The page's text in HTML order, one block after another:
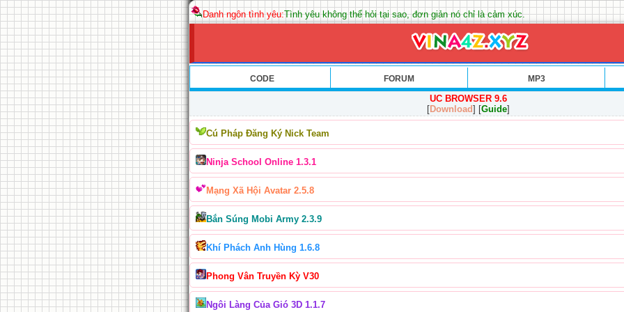
Danh ngôn tình yêu:Tình yêu không thể hỏi tại sao, đơn giản nó chỉ là cảm xúc.
CODE FORUM MP3
UC BROWSER 9.6
[Download] [Guide]
Cú Pháp Đăng Ký Nick Team
Ninja School Online 1.3.1
Mạng Xã Hội Avatar 2.5.8
Bắn Súng Mobi Army 2.3.9
Khí Phách Anh Hùng 1.6.8
Phong Vân Truyền Kỳ V30
Ngôi Làng Của Gió 3D 1.1.7